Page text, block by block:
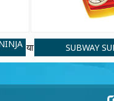
या SUBWAY